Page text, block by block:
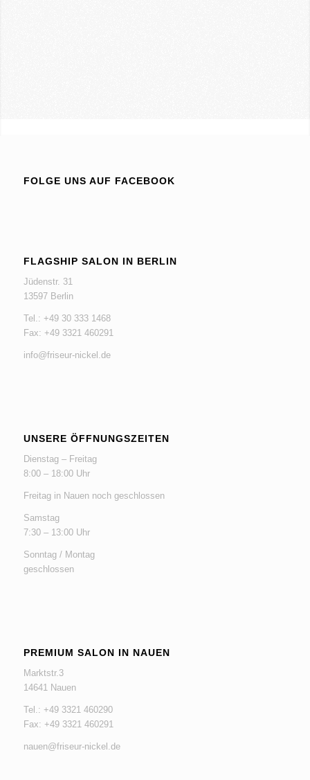
FOLGE UNS AUF FACEBOOK
FLAGSHIP SALON IN BERLIN
Jüdenstr. 31
13597 Berlin
Tel.: +49 30 333 1468
Fax: +49 3321 460291
info@friseur-nickel.de
UNSERE ÖFFNUNGSZEITEN
Dienstag – Freitag
8:00 – 18:00 Uhr
Freitag in Nauen noch geschlossen
Samstag
7:30 – 13:00 Uhr
Sonntag / Montag
geschlossen
PREMIUM SALON IN NAUEN
Marktstr.3
14641 Nauen
Tel.: +49 3321 460290
Fax: +49 3321 460291
nauen@friseur-nickel.de